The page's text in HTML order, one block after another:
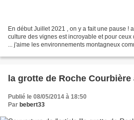
En début Juillet 2021 , on y a fait une pause !
culture des vignes est incroyable et pour ceux
... j'aime les environnements montagneux
la grotte de Roche Courbière
Publié le 08/05/2014 à 18:50
Par bebert33